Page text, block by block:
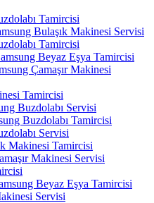
Tamircisi
Bulaşık Makinesi Servisi
Tamircisi
Beyaz Eşya Tamircisi
Çamaşır Makinesi
Tamircisi
Buzdolabı Servisi
Buzdolabı Tamircisi
Servisi
Makinesi Tamircisi
Makinesi Servisi
Beyaz Eşya Tamircisi
Servisi